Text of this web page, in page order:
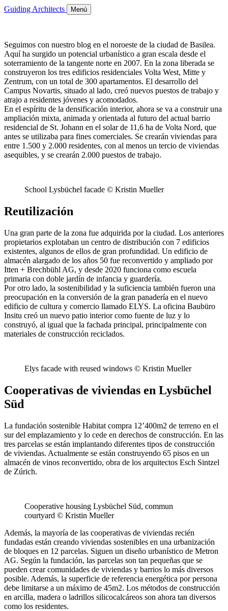
Guiding Architects Menú
Seguimos con nuestro blog en el noroeste de la ciudad de Basilea.
Aquí ha surgido un potencial urbanístico a gran escala desde el
soterramiento de la tangente norte en 2007. En la zona liberada se
construyeron los tres edificios residenciales Volta West, Mitte y
Zentrum, con un total de 300 apartamentos. El desarrollo del
Campus Novartis, situado al lado, creó nuevos puestos de trabajo y
atrajo a residentes jóvenes y acomodados.
En el espíritu de la densificación interior, ahora se va a construir una
ampliación mixta, animada y orientada al futuro del actual barrio
residencial de St. Johann en el solar de 11,6 ha de Volta Nord, que
antes se utilizaba para fines comerciales. Se crearán viviendas para
entre 1.500 y 2.000 residentes, con al menos un tercio de viviendas
asequibles, y se crearán 2.000 puestos de trabajo.
School Lysbüchel facade © Kristin Mueller
Reutilización
Una gran parte de la zona fue adquirida por la ciudad. Los anteriores
propietarios explotaban un centro de distribución con 7 edificios
existentes, algunos de ellos de gran profundidad. Un edificio de
almacén alargado de los años 50 fue reconvertido y ampliado por
Itten + Brechbühl AG, y desde 2020 funciona como escuela
primaria con doble jardín de infancia y guardería.
Por otro lado, la sostenibilidad y la suficiencia también fueron una
preocupación en la conversión de la gran panadería en el nuevo
edificio de cultura y comercio llamado ELYS. La oficina Baubüro
Insitu creó un nuevo patio interior como fuente de luz y lo
construyó, al igual que la fachada principal, principalmente con
materiales de construcción reciclados.
Elys facade with reused windows © Kristin Mueller
Cooperativas de viviendas en Lysbüchel
Süd
La fundación sostenible Habitat compra 12’400m2 de terreno en el
sur del emplazamiento y lo cede en derechos de construcción. En las
tres parcelas se están implantando diferentes tipos de construcción
de viviendas. Actualmente se están construyendo 65 pisos en un
almacén de vinos reconvertido, obra de los arquitectos Esch Sintzel
de Zúrich.
Cooperative housing Lysbüchel Süd, commun
courtyard © Kristin Mueller
Además, la mayoría de las cooperativas de viviendas recién
fundadas están creando viviendas sostenibles en una urbanización
de bloques en 12 parcelas. Siguen un diseño urbanístico de Metron
AG. Según la fundación, las parcelas son tan pequeñas que se
pueden crear comunidades de viviendas y barrios lo más diversos
posible. Además, la superficie de referencia energética por persona
debe limitarse a un máximo de 45m2. Los métodos de construcción
en arcilla, madera o ladrillos silicocalcáreos son ahora tan diversos
como los residentes.